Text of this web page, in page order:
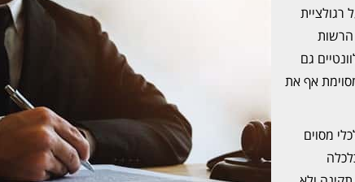
רגולציית
הרשות
גם
אף את
מסוים